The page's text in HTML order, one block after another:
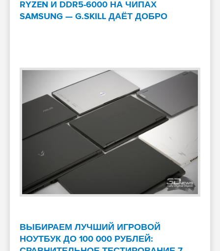
RYZEN И DDR5-6000 НА ЧИПАХ
SAMSUNG — G.SKILL ДАЁТ ДОБРО
ВЫБИРАЕМ ЛУЧШИЙ ИГРОВОЙ
НОУТБУК ДО 100 000 РУБЛЕЙ: